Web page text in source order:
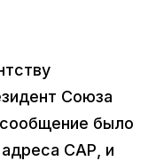
Союза
было
адреса САР, и